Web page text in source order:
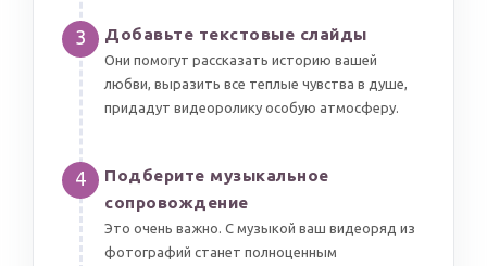
3 Добавьте текстовые слайды
Они помогут рассказать историю вашей
любви, выразить все теплые чувства в душе,
придадут видеоролику особую атмосферу.
4
Подберите музыкальное
сопровождение
Это очень важно. С музыкой ваш видеоряд из
фотографий станет полноценным